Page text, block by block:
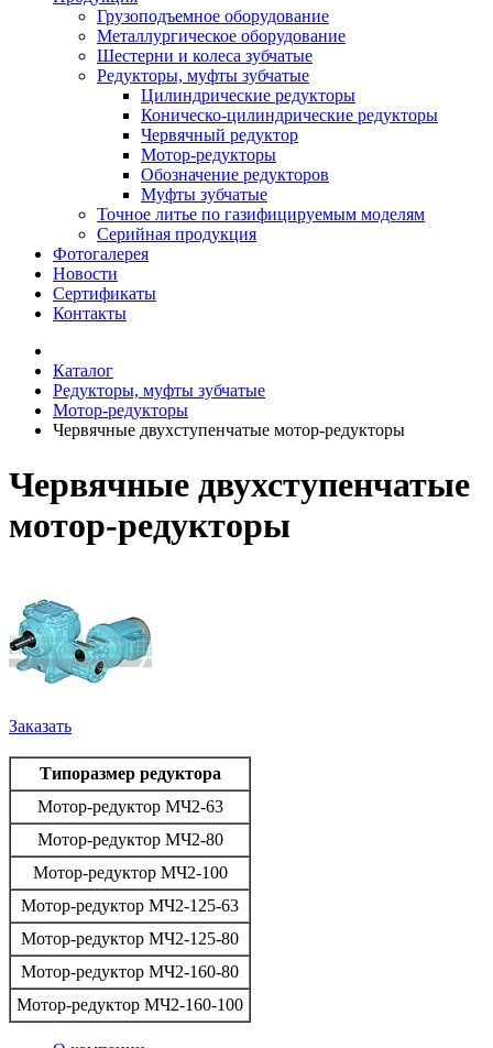
Грузоподъемное оборудование
Металлургическое оборудование
Шестерни и колеса зубчатые
Редукторы, муфты зубчатые
Цилиндрические редукторы
Коническо-цилиндрические редукторы
Червячный редуктор
Мотор-редукторы
Обозначение редукторов
Муфты зубчатые
Точное литье по газифицируемым моделям
Серийная продукция
Фотогалерея
Новости
Сертификаты
Контакты
Каталог
Редукторы, муфты зубчатые
Мотор-редукторы
Червячные двухступенчатые мотор-редукторы
Червячные двухступенчатые
мотор-редукторы
Заказать
Типоразмер редуктора
Мотор-редуктор МЧ2-63
Мотор-редуктор МЧ2-80
Мотор-редуктор МЧ2-100
Мотор-редуктор МЧ2-125-63
Мотор-редуктор МЧ2-125-80
Мотор-редуктор МЧ2-160-80
Мотор-редуктор МЧ2-160-100